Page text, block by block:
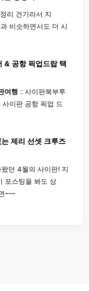
리 건기라서 지
비슷하면서도 더 시
& 공항 픽업드랍 택
여행 :: 사이판북부투
이판 공항 픽업 드
제리 선셋 크루즈
던 4월의 사이판! 지
포스팅을 봐도 상
~~~